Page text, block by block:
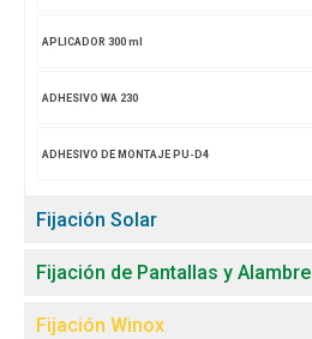
APLICADOR 300 ml
ADHESIVO WA 230
ADHESIVO DE MONTAJE PU-D4
Fijación Solar
Fijación de Pantallas y Alambre
Fijación Winox